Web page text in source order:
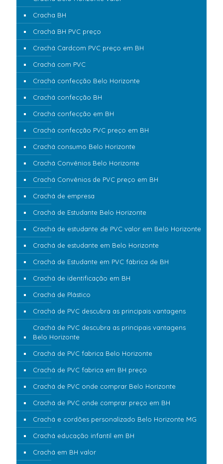
Cracha BH
Crachá BH PVC preço
Crachá Cardcom PVC preço em BH
Crachá com PVC
Crachá confecção Belo Horizonte
Crachá confecção BH
Crachá confecção em BH
Crachá confecção PVC preço em BH
Crachá consumo Belo Horizonte
Crachá Convênios Belo Horizonte
Crachá Convênios de PVC preço em BH
Crachá de empresa
Crachá de Estudante Belo Horizonte
Crachá de estudante de PVC valor em Belo Horizonte
Crachá de estudante em Belo Horizonte
Crachá de Estudante em PVC fábrica de BH
Crachá de identificação em BH
Crachá de Plástico
Crachá de PVC descubra as principais vantagens
Crachá de PVC descubra as principais vantagens
Belo Horizonte
Crachá de PVC fabrica Belo Horizonte
Crachá de PVC fabrica em BH preço
Crachá de PVC onde comprar Belo Horizonte
Crachá de PVC onde comprar preço em BH
Crachá e cordões personalizado Belo Horizonte MG
Crachá educação infantil em BH
Crachá em BH valor